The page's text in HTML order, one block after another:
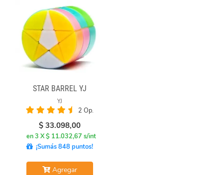
STAR BARREL YJ
YJ
2 Op.
$ 33.098,00
en 3 X $ 11.032,67 s/int
¡Sumás 848 puntos!
Agregar